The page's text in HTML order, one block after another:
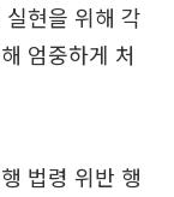
현을 위해 각
엄중하게 처
법령 위반 행